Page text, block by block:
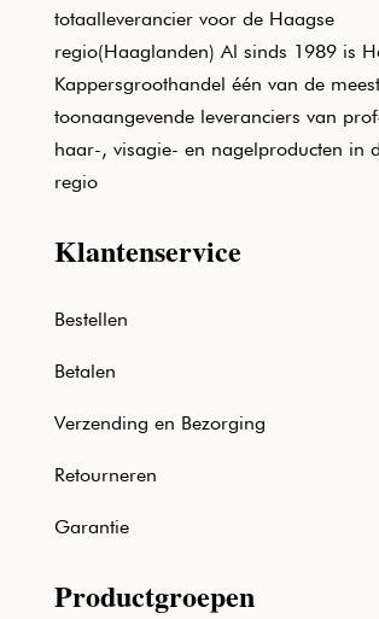
totaalleverancier voor de Haagse
regio(Haaglanden) Al sinds 1989 is
Kappersgroothandel één van de meest
toonaangevende leveranciers van
haar-, visagie- en nagelproducten in
regio
Klantenservice
Bestellen
Betalen
Verzending en Bezorging
Retourneren
Garantie
Productgroepen